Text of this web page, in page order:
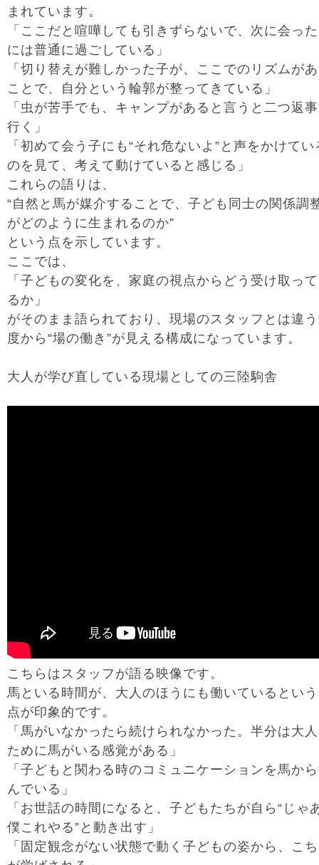
まれています。
「ここだと喧嘩しても引きずらないで、次に会っ
には普通に過ごしている」
「切り替えが難しかった子が、ここでのリズムが
ことで、自分という輪郭が整ってきている」
「虫が苦手でも、キャンプがあると言うと二つ返
行く」
「初めて会う子にも“それ危ないよ”と声をかけてい
のを見て、考えて動けていると感じる」
これらの語りは、
“自然と馬が媒介することで、子ども同士の関係調
がどのように生まれるのか”
という点を示しています。
ここでは、
「子どもの変化を、家庭の視点からどう受け取っ
るか」
がそのまま語られており、現場のスタッフとは違
度から“場の働き”が見える構成になっています。
大人が学び直している現場としての三陸駒舎
こちらはスタッフが語る映像です。
馬といる時間が、大人のほうにも働いているとい
点が印象的です。
「馬がいなかったら続けられなかった。半分は大
ために馬がいる感覚がある」
「子どもと関わる時のコミュニケーションを馬か
んでいる」
「お世話の時間になると、子どもたちが自ら“じゃ
僕これやる”と動き出す」
「固定観念がない状態で動く子どもの姿から、こ